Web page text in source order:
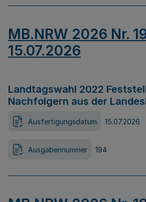
MB.NRW 2026 Nr.
15.07.2026
Landtagswahl 2022
Nachfolgern aus der
Ausfertigungsdatum 15.07.2026
Ausgabennummer 194